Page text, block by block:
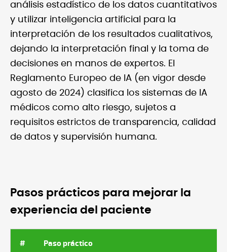
análisis estadístico de los datos cuantitativos
y utilizar inteligencia artificial para la
interpretación de los resultados cualitativos,
dejando la interpretación final y la toma de
decisiones en manos de expertos. El
Reglamento Europeo de IA (en vigor desde
agosto de 2024) clasifica los sistemas de IA
médicos como alto riesgo, sujetos a
requisitos estrictos de transparencia, calidad
de datos y supervisión humana.
Pasos prácticos para mejorar la
experiencia del paciente
# Paso práctico